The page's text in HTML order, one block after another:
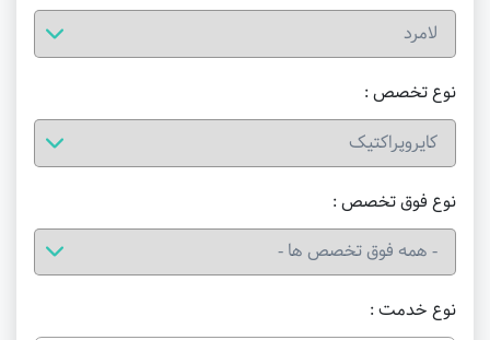
نوع خدمت :
نوع تخصص :
نوع فوق تخصص :